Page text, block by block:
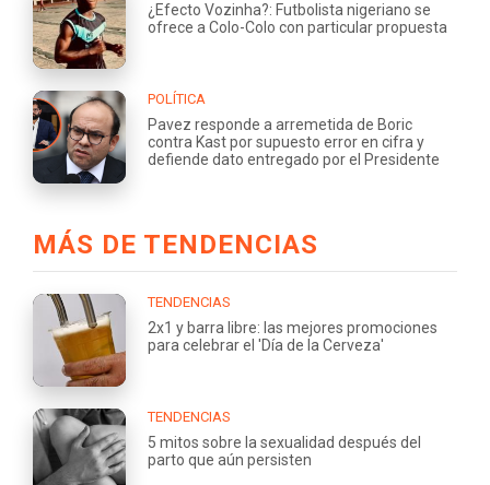
¿Efecto Vozinha?: Futbolista nigeriano se
ofrece a Colo-Colo con particular propuesta
POLÍTICA
Pavez responde a arremetida de Boric
contra Kast por supuesto error en cifra y
defiende dato entregado por el Presidente
MÁS DE TENDENCIAS
TENDENCIAS
2x1 y barra libre: las mejores promociones
para celebrar el 'Día de la Cerveza'
TENDENCIAS
5 mitos sobre la sexualidad después del
parto que aún persisten